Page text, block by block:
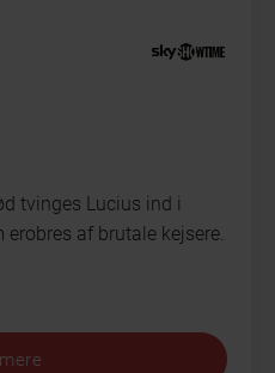
tvinges Lucius ind i
af brutale kejsere.